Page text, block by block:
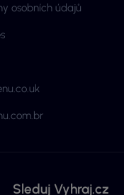
osobních údajů
Sleduj Vyhraj.cz